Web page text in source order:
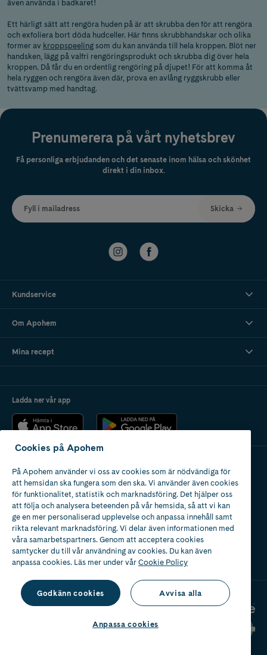
även använda i badkaret!
Ett härligt sätt att rengöra huden på är att skrubba den för att rengöra
och exfoliera bort döda hudceller. Här finns skrubbhandskar och olika
former av kroppspeeling som du kan använda till hela kroppen. Blöt ner
handsken, lägg på valfri rengöringsprodukt och skrubba dig över hela
kroppen. Då får du en ordentlig rengöring på djupet! För att komma åt
hela ryggen och rengöra även där, prova en avlång ryggskrubb eller
tvättsvamp med handtag.
Prenumerera på vårt nyhetsbrev
Få personliga erbjudanden och det senaste inom hälsa och skönhet
direkt i din inbox.
Fyll i mailadress Skicka
Kundservice
Om Apohem
Mina recept
Ladda ner vår app
Apotek med tillstånd
av Läkemedelsverket
2024
Cookies på Apohem
På Apohem använder vi oss av cookies som är nödvändiga för
att hemsidan ska fungera som den ska. Vi använder även cookies
för funktionalitet, statistik och marknadsföring. Det hjälper oss
att följa och analysera beteenden på vår hemsida, så att vi kan
ge en mer personaliserad upplevelse och anpassa innehåll samt
rikta relevant marknadsföring. Vi delar även informationen med
våra samarbetspartners. Genom att acceptera cookies
samtycker du till vår användning av cookies. Du kan även
anpassa cookies. Läs mer under vårCookie Policy
Godkänn cookies Avvisa alla
Anpassa cookies